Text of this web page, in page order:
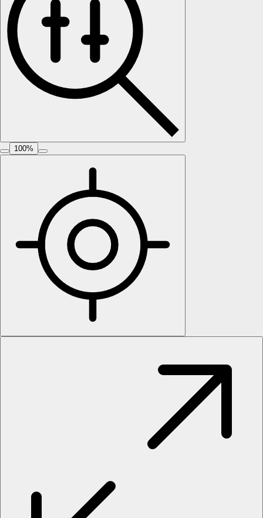
100%